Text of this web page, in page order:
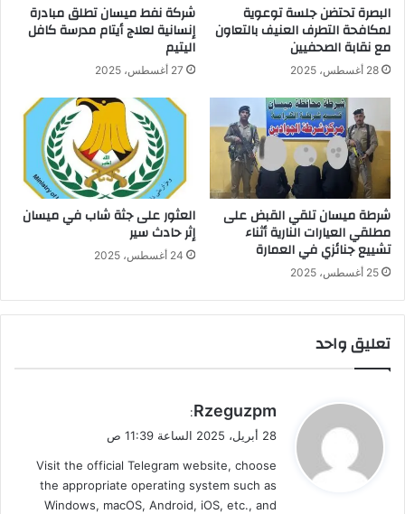
البصرة تحتضن جلسة توعوية
لمكافحة التطرف العنيف بالتعاون
مع نقابة الصحفيين
28 أغسطس، 2025
شركة نفط ميسان تطلق مبادرة
إنسانية لعلاج أيتام مدرسة كافل
اليتيم
27 أغسطس، 2025
شرطة ميسان تلقي القبض على
مطلقي العيارات النارية أثناء
تشييع جنائزي في العمارة
25 أغسطس، 2025
العثور على جثة شاب في ميسان
إثر حادث سير
24 أغسطس، 2025
تعليق واحد
ي
ق
ل
Rzeguzpm
:
28 أبريل، 2025 الساعة 11:39 ص
Visit the official Telegram website, choose
the appropriate operating system such as
Windows, macOS, Android, iOS, etc., and